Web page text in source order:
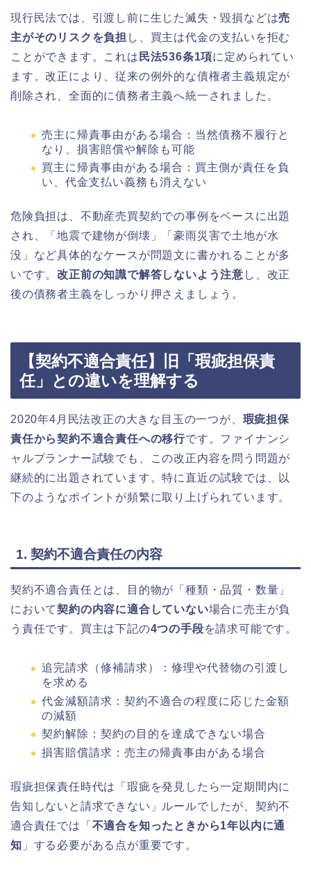
現行民法では、引渡し前に生じた滅失・毀損などは売
主がそのリスクを負担 し、買主は代金の支払いを拒む
ことができます。これは 民法536条1項に定められてい
ます。改正により、従来の例外的な債権者主義規定が
削除され、全面的に債務者主義へ統一されました。
売主に帰責事由がある場合：当然債務不履行と
なり、損害賠償や解除も可能
買主に帰責事由がある場合：買主側が責任を負
い、代金支払い義務も消えない
危険負担は、不動産売買契約での事例をベースに出題
され、「地震で建物が倒壊」「豪雨災害で土地が水
没」など具体的なケースが問題文に書かれることが多
いです。改正前の知識で解答しないよう注意 し、改正
後の債務者主義をしっかり押さえましょう。
【契約不適合責任】旧「瑕疵担保責
任」との違いを理解する
2020年4月民法改正の大きな目玉の一つが、 瑕疵担保
責任から契約不適合責任への移行です。ファイナンシ
ャルプランナー試験でも、この改正内容を問う問題が
継続的に出題されています。特に直近の試験では、以
下のようなポイントが頻繁に取り上げられています。
1. 契約不適合責任の内容
契約不適合責任とは、目的物が「種類・品質・数量」
において契約の内容に適合していない場合に売主が負
う責任です。買主は下記の4つの手段を請求可能です。
追完請求（修補請求）：修理や代替物の引渡し
を求める
代金減額請求：契約不適合の程度に応じた金額
の減額
契約解除：契約の目的を達成できない場合
損害賠償請求：売主の帰責事由がある場合
瑕疵担保責任時代は「瑕疵を発見したら一定期間内に
告知しないと請求できない」ルールでしたが、契約不
適合責任では「 不適合を知ったときから1年以内に通
知 」する必要がある点が重要です。